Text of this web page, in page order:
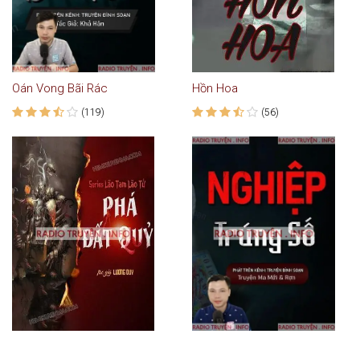
Oán Vong Bãi Rác
(119)
Hồn Hoa
(56)